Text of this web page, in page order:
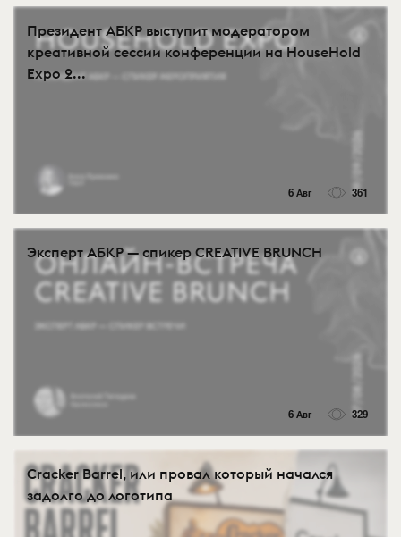
Президент АБКР выступит модератором
креативной сессии конференции на HouseHold
Expo 2...
6 Авг 361
Эксперт АБКР — спикер CREATIVE BRUNCH
6 Авг 329
Cracker Barrel, или провал который начался
задолго до логотипа